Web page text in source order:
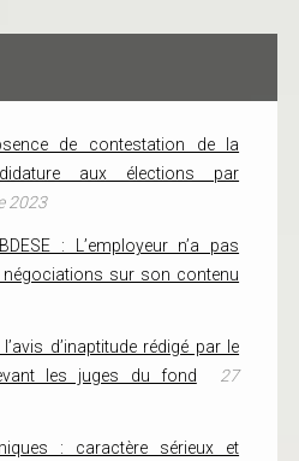
de contestation de la
aux élections par
2023
: L’employeur n’a pas
négociations sur son contenu
d’inaptitude rédigé par le
les juges du fond
27
: caractère sérieux et